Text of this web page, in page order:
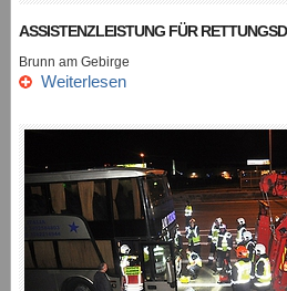
ASSISTENZLEISTUNG FÜR
Brunn am Gebirge
Weiterlesen